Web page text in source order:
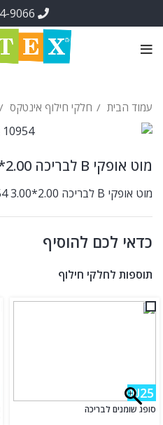
עמוד הבית חלקי חילוף אינטקס
מוט אופקי B לבריכה 2.00*3.00 INTEX 10954
מוט אופקי B לבריכה 2.00*3.00 INTEX 10954
כדאי לכם להוסיף
תוספות לחלקי חילוף
₪25
סופג שומנים לבריכה